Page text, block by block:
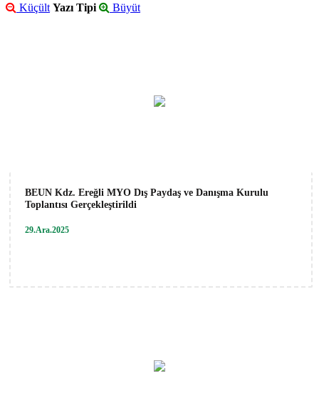
Küçült Yazı Tipi Büyüt
BEUN Kdz. Ereğli MYO Dış Paydaş ve Danışma Kurulu
Toplantısı Gerçekleştirildi
29.Ara.2025